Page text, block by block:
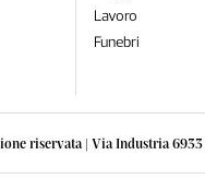
riservata | Via Industria
Lavoro
Funebri